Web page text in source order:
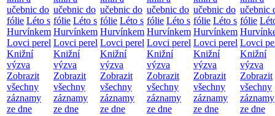
učebnic do
fólie Léto s
Hurvínkem
Lovci perel
Knižní
výzva
Zobrazit
všechny
záznamy
ze dne
učebnic do
fólie Léto s
Hurvínkem
Lovci perel
Knižní
výzva
Zobrazit
všechny
záznamy
ze dne
učebnic do
fólie Léto s
Hurvínkem
Lovci perel
Knižní
výzva
Zobrazit
všechny
záznamy
ze dne
učebnic do
fólie Léto s
Hurvínkem
Lovci perel
Knižní
výzva
Zobrazit
všechny
záznamy
ze dne
učebnic do
fólie Léto s
Hurvínkem
Lovci perel
Knižní
výzva
Zobrazit
všechny
záznamy
ze dne
učebnic
fólie
Lovci
Knižní
výzva
Zobrazit
všechny
záznamy
ze dne